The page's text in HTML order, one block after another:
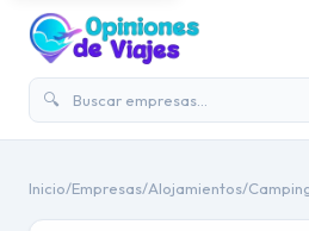
🔍
Inicio/Empresas/Alojamientos/